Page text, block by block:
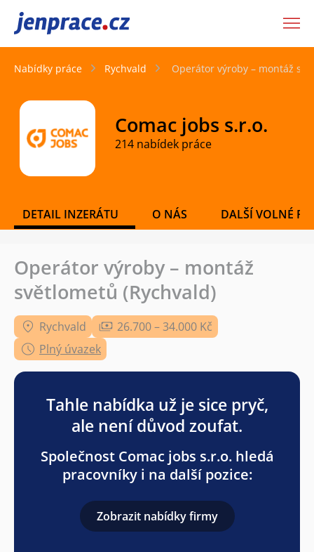
JenPráce.cz
Nabídky práce Rychvald Operátor výroby – montáž
Comac jobs s.r.o.
214 nabídek práce
DETAIL INZERÁTU O NÁS DALŠÍ VOLNÉ
Operátor výroby – montáž
světlometů (Rychvald)
Rychvald
26.700 – 34.000 Kč
Plný úvazek
Tahle nabídka už je sice pryč,
ale není důvod zoufat.
Společnost Comac jobs s.r.o. hledá
pracovníky i na další pozice:
Zobrazit nabídky firmy